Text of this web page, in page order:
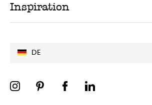
DE
Inspiration